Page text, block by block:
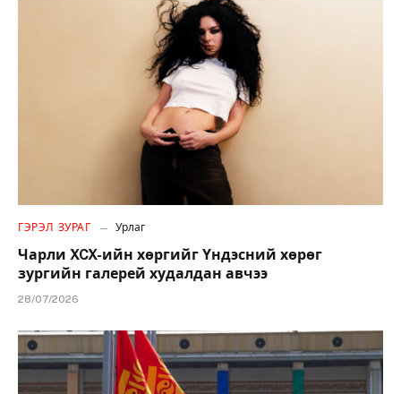
ГЭРЭЛ ЗУРАГ Урлаг
Чарли XCX-ийн хөргийг Үндэсний хөрөг
зургийн галерей худалдан авчээ
28/07/2026